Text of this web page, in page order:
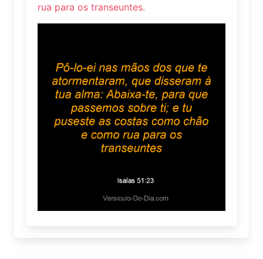
rua para os transeuntes.